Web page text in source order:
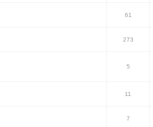
61
273
5
11
7